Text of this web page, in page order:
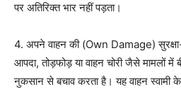
पर अतिरिक्त भार नहीं पड़ता।
4. अपने वाहन की (Own Damage)
आपदा, तोड़फोड़ या वाहन चोरी जैसे मामलों में
नुकसान से बचाव करता है। यह वाहन स्वामी के